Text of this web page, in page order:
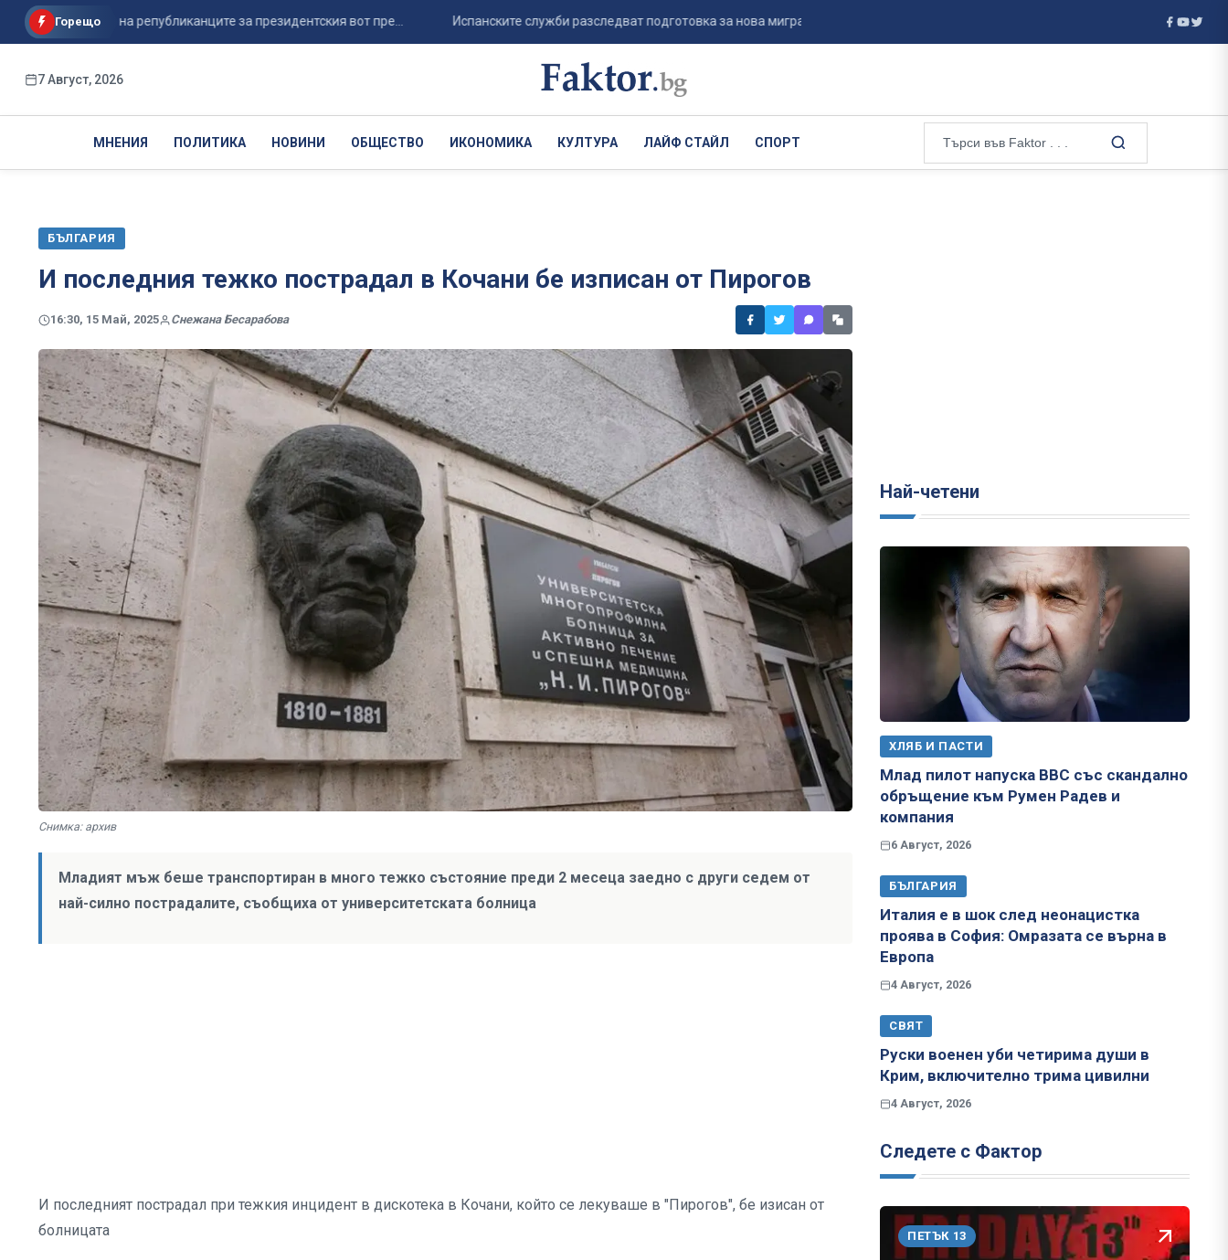
Горещо
на републиканците за президентския вот пре... Испанските служби разследват подготовка за нова миграционна вълна към Сеута... Национален състезател по борба е
7 Август, 2026
МНЕНИЯ ПОЛИТИКА НОВИНИ ОБЩЕСТВО ИКОНОМИКА КУЛТУРА ЛАЙФ СТАЙЛ СПОРТ
БЪЛГАРИЯ
И последния тежко пострадал в Кочани бе изписан от Пирогов
16:30, 15 Май, 2025 Снежана Бесарабова
Снимка: архив
Младият мъж беше транспортиран в много тежко състояние преди 2 месеца заедно с други седем от
най-силно пострадалите, съобщиха от университетската болница
И последният пострадал при тежкия инцидент в дискотека в Кочани, който се лекуваше в "Пирогов", бе изисан от
болницата
Най-четени
ХЛЯБ И ПАСТИ
Млад пилот напуска ВВС със скандално
обръщение към Румен Радев и
компания
6 Август, 2026
БЪЛГАРИЯ
Италия е в шок след неонацистка
проява в София: Омразата се върна в
Европа
4 Август, 2026
СВЯТ
Руски военен уби четирима души в
Крим, включително трима цивилни
4 Август, 2026
Следете с Фактор
ПЕТЪК 13